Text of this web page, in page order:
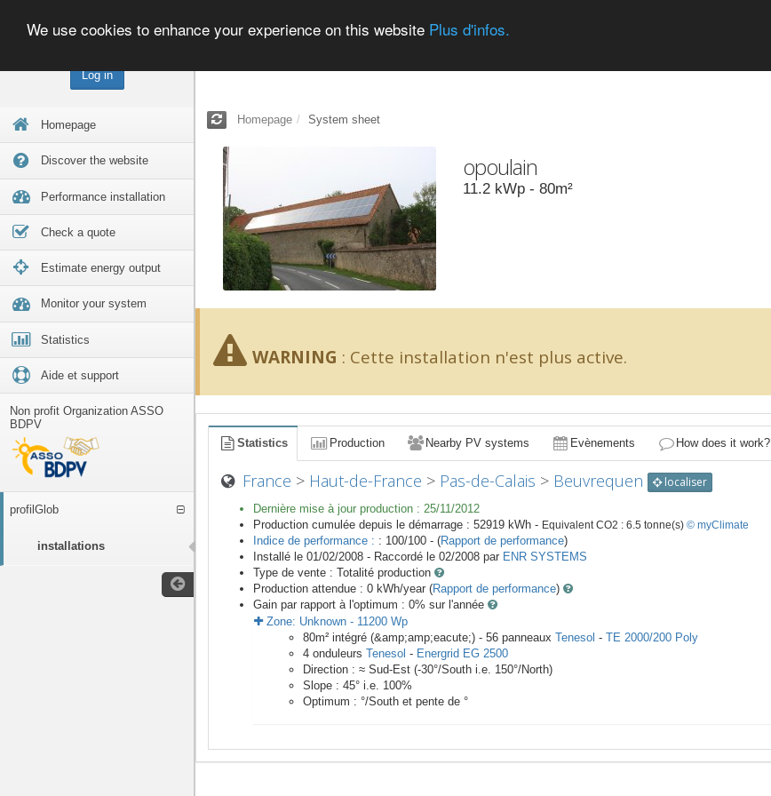
Log in
Homepage
Discover the website
Performance installation
Check a quote
Estimate energy output
Monitor your system
Statistics
Aide et support
Non profit Organization ASSO
BDPV
profilGlob
installations
We use cookies to enhance your experience on this website Plus d'infos.
Homepage System sheet
opoulain
11.2 kWp - 80m²
WARNING : Cette installation n'est plus active.
Statistics Production Nearby PV systems Evènements How does it work?
France > Haut-de-France > Pas-de-Calais > Beuvrequen localiser
Dernière mise à jour production : 25/11/2012
Production cumulée depuis le démarrage : 52919 kWh - Equivalent CO2 : 6.5 tonne(s) © myClimate
Indice de performance : : 100/100 - (Rapport de performance)
Installé le 01/02/2008 - Raccordé le 02/2008 par ENR SYSTEMS
Type de vente : Totalité production
Production attendue : 0 kWh/year (Rapport de performance)
Gain par rapport à l'optimum : 0% sur l'année
Zone: Unknown - 11200 Wp
80m² intégré (&amp;amp;eacute;) - 56 panneaux Tenesol - TE 2000/200 Poly
4 onduleurs Tenesol - Energrid EG 2500
Direction : ≈ Sud-Est (-30°/South i.e. 150°/North)
Slope : 45° i.e. 100%
Optimum : °/South et pente de °